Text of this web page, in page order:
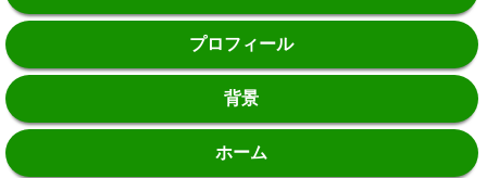
プロフィール
背景
ホーム